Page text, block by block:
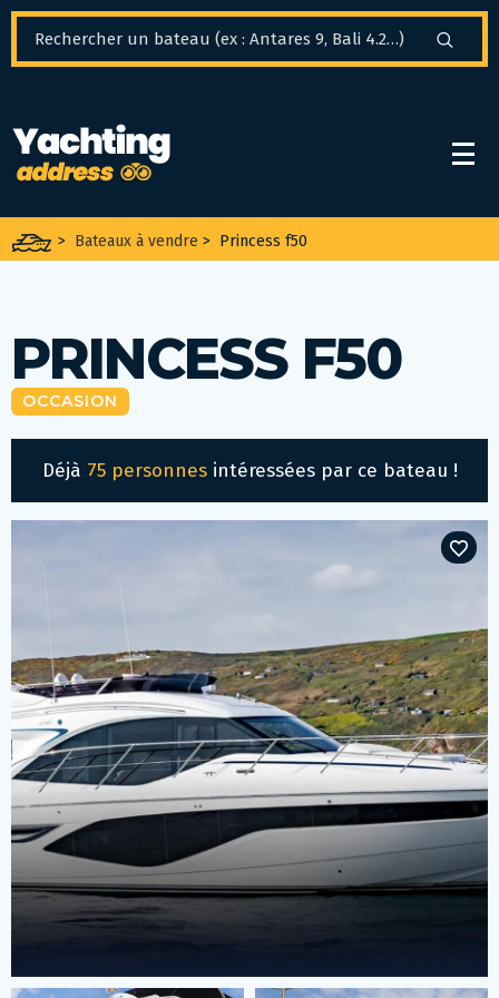
> Bateaux à vendre > Princess f50
PRINCESS F50
OCCASION
Déjà 75 personnesintéressées par ce bateau !
Panneau de gestion des cookies